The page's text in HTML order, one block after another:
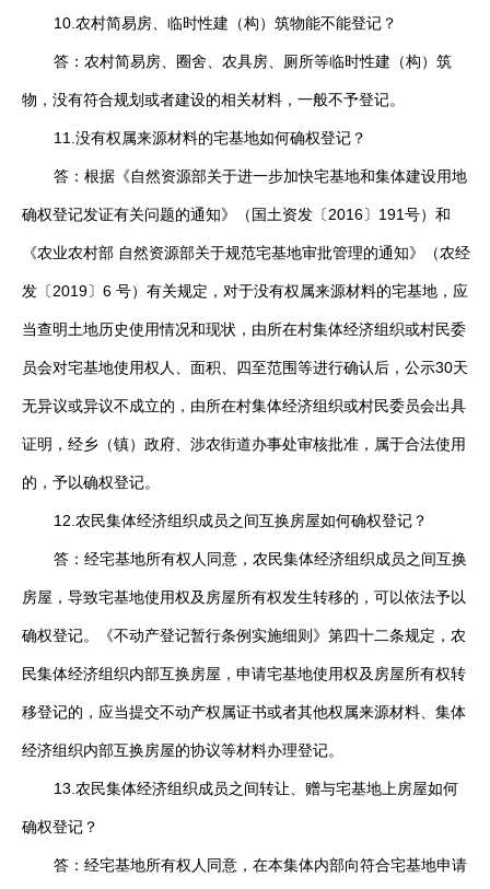
10.农村简易房、临时性建（构）筑物能不能登记？
答：农村简易房、圈舍、农具房、厕所等临时性建（构）筑
物，没有符合规划或者建设的相关材料，一般不予登记。
11.没有权属来源材料的宅基地如何确权登记？
答：根据《自然资源部关于进一步加快宅基地和集体建设用地
确权登记发证有关问题的通知》（国土资发〔2016〕191号）和
《农业农村部 自然资源部关于规范宅基地审批管理的通知》（农经
发〔2019〕6 号）有关规定，对于没有权属来源材料的宅基地，应
当查明土地历史使用情况和现状，由所在村集体经济组织或村民委
员会对宅基地使用权人、面积、四至范围等进行确认后，公示30天
无异议或异议不成立的，由所在村集体经济组织或村民委员会出具
证明，经乡（镇）政府、涉农街道办事处审核批准，属于合法使用
的，予以确权登记。
12.农民集体经济组织成员之间互换房屋如何确权登记？
答：经宅基地所有权人同意，农民集体经济组织成员之间互换
房屋，导致宅基地使用权及房屋所有权发生转移的，可以依法予以
确权登记。《不动产登记暂行条例实施细则》第四十二条规定，农
民集体经济组织内部互换房屋，申请宅基地使用权及房屋所有权转
移登记的，应当提交不动产权属证书或者其他权属来源材料、集体
经济组织内部互换房屋的协议等材料办理登记。
13.农民集体经济组织成员之间转让、赠与宅基地上房屋如何
确权登记？
答：经宅基地所有权人同意，在本集体内部向符合宅基地申请